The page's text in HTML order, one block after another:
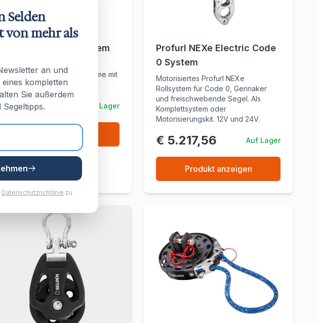
GX Rollreffsystem
Gennaker Rollsysteme mit
Kabel
987,08 Auf Lager
Profurl NEXe Electric Code
0 System
Motorisiertes Profurl NEXe
Rollsystem für Code 0, Gennaker
und freischwebende Segel. Als
Komplettsystem oder
Motorisierungskit. 12V und 24V.
€ 5.217,56 Auf Lager
Produkt anzeigen
Selden
von mehr als
an und
kompletten
Sie außerdem
Datenschutzrichtlinie zu